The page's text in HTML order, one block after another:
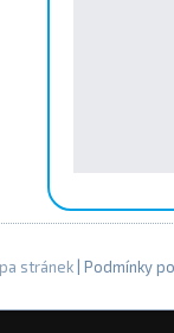
stránek | Podmínky